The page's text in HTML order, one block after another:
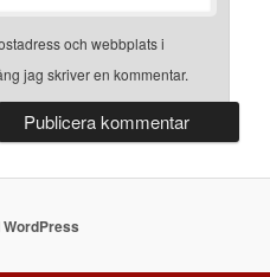
och webbplats i
jag skriver en kommentar.